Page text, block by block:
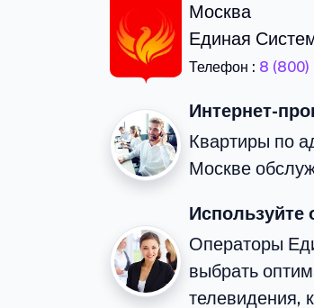
Москва
Единая
Телефон : 8 (800)
Интернет-
Квартиры по
Москве
Операторы
выбрать
телевидения,